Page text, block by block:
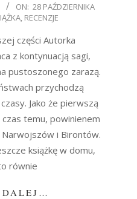
ON: 28 PAŹDZIERNIKA
RECENZJE
części Autorka
z kontynuacją sagi,
pustoszonego zarazą.
przychodzą
Jako że pierwszą
czas temu, powinienem
i Birontów.
książkę w domu,
równie